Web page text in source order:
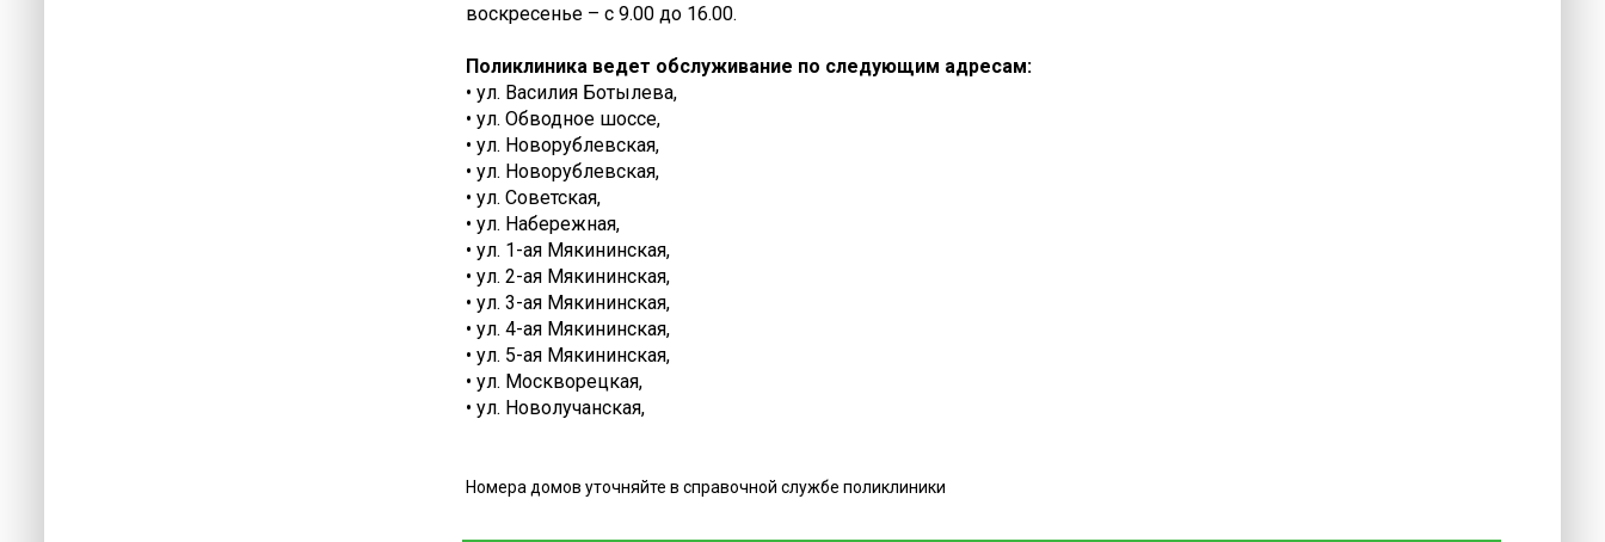
воскресенье – с 9.00 до 16.00.
Поликлиника ведет обслуживание по следующим адресам:
• ул. Василия Ботылева,
• ул. Обводное шоссе,
• ул. Новорублевская,
• ул. Новорублевская,
• ул. Советская,
• ул. Набережная,
• ул. 1-ая Мякининская,
• ул. 2-ая Мякининская,
• ул. 3-ая Мякининская,
• ул. 4-ая Мякининская,
• ул. 5-ая Мякининская,
• ул. Москворецкая,
• ул. Новолучанская,
Номера домов уточняйте в справочной службе поликлиники